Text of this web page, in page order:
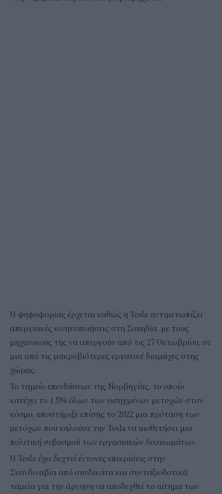
Η ψηφοφορίας έρχεται καθώς η Tesla αντιμετωπίζει
απεργιακές κινητοποιήσεις στη Σουηδία, με τους
μηχανικούς της να απεργούν από τις 27 Οκτωβρίου, σε
μια από τις μακροβιότερες εργατικέ διαμάχες στης
χώρας.
Το ταμείο επενδύσεων της Νορβηγίας, το οποίο
κατέχει το 1,5% όλων των εισηγμένων μετοχών στον
κόσμο, υποστήριξε επίσης το 2022 μια πρόταση των
μετόχων που καλούσε την Tesla να υιοθετήσει μια
πολιτική σεβασμού των εργασιακών δικαιωμάτων.
Η Tesla έχει δεχτεί έντονες επικρίσεις στην
Σκανδιναβία από συνδικάτα και συνταξιοδοτικά
ταμεία για την άρνηση να αποδεχθεί το αίτημα των